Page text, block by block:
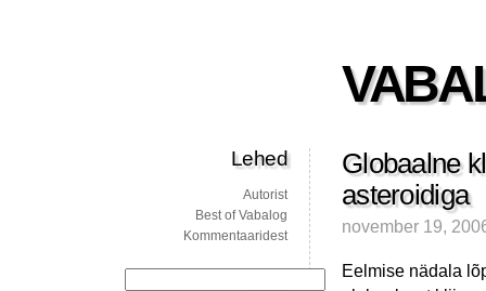
Globaalne
asteroidiga
november 19,
Eelmise nädala
Lehed
Autorist
Best of Vabalog
Kommentaaridest